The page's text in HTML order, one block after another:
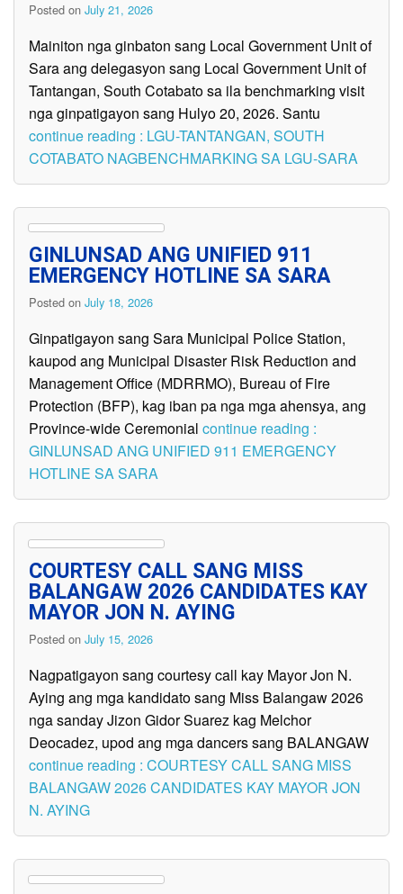
Posted on July 21, 2026
Mainiton nga ginbaton sang Local Government Unit of
Sara ang delegasyon sang Local Government Unit of
Tantangan, South Cotabato sa ila benchmarking visit
nga ginpatigayon sang Hulyo 20, 2026. Santu
continue reading : LGU-TANTANGAN, SOUTH
COTABATO NAGBENCHMARKING SA LGU-SARA
GINLUNSAD ANG UNIFIED 911
EMERGENCY HOTLINE SA SARA
Posted on July 18, 2026
Ginpatigayon sang Sara Municipal Police Station,
kaupod ang Municipal Disaster Risk Reduction and
Management Office (MDRRMO), Bureau of Fire
Protection (BFP), kag iban pa nga mga ahensya, ang
Province-wide Ceremonial continue reading :
GINLUNSAD ANG UNIFIED 911 EMERGENCY
HOTLINE SA SARA
COURTESY CALL SANG MISS
BALANGAW 2026 CANDIDATES KAY
MAYOR JON N. AYING
Posted on July 15, 2026
Nagpatigayon sang courtesy call kay Mayor Jon N.
Aying ang mga kandidato sang Miss Balangaw 2026
nga sanday Jizon Gidor Suarez kag Melchor
Deocadez, upod ang mga dancers sang BALANGAW
continue reading : COURTESY CALL SANG MISS
BALANGAW 2026 CANDIDATES KAY MAYOR JON
N. AYING